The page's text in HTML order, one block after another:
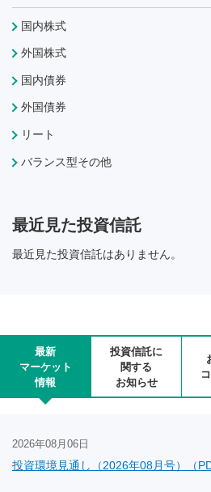
国内株式
外国株式
国内債券
外国債券
リート
バランス型その他
最近見た投資信託
最近見た投資信託はありません。
最新
マーケット
情報
投資信託に
関する
お知らせ
2026年08月06日
投資環境見通し（2026年08月号）（